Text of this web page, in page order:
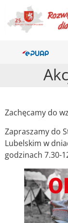
Zachęcamy do
Zapraszamy do
Lubelskim w
godzinach 7.30-